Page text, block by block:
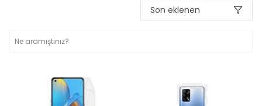
Son eklenen